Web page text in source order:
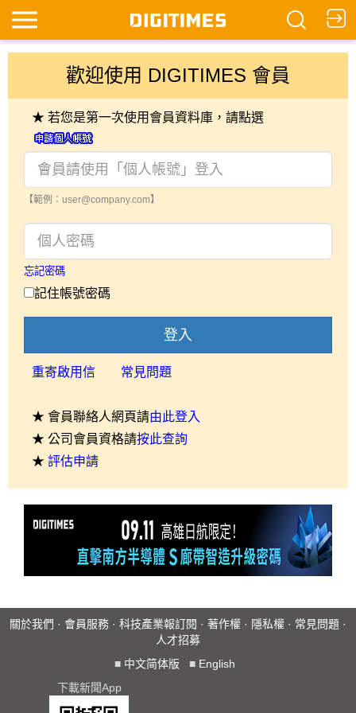
歡迎使用 DIGITIMES 會員
★ 若您是第一次使用會員資料庫，請點選
【範例：user@company.com】
忘記密碼
記住帳號密碼
登入
重寄啟用信 常見問題
★ 會員聯絡人網頁請由此登入
★ 公司會員資格請按此查詢
★ 評估申請
關於我們 · 會員服務 · 科技產業報訂閱 · 著作權 · 隱私權 · 常見問題 ·
人才招募
■ 中文简体版 ■ English
下載新聞App